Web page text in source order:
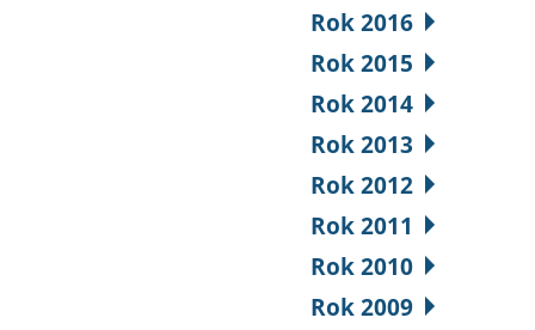
Rok 2016
Rok 2015
Rok 2014
Rok 2013
Rok 2012
Rok 2011
Rok 2010
Rok 2009